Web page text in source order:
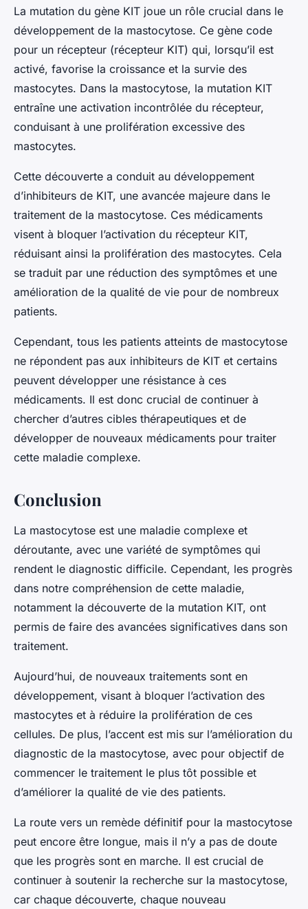
La mutation du gène KIT joue un rôle crucial dans le
développement de la mastocytose. Ce gène code
pour un récepteur (récepteur KIT) qui, lorsqu’il est
activé, favorise la croissance et la survie des
mastocytes. Dans la mastocytose, la mutation KIT
entraîne une activation incontrôlée du récepteur,
conduisant à une prolifération excessive des
mastocytes.
Cette découverte a conduit au développement
d’inhibiteurs de KIT, une avancée majeure dans le
traitement de la mastocytose. Ces médicaments
visent à bloquer l’activation du récepteur KIT,
réduisant ainsi la prolifération des mastocytes. Cela
se traduit par une réduction des symptômes et une
amélioration de la qualité de vie pour de nombreux
patients.
Cependant, tous les patients atteints de mastocytose
ne répondent pas aux inhibiteurs de KIT et certains
peuvent développer une résistance à ces
médicaments. Il est donc crucial de continuer à
chercher d’autres cibles thérapeutiques et de
développer de nouveaux médicaments pour traiter
cette maladie complexe.
Conclusion
La mastocytose est une maladie complexe et
déroutante, avec une variété de symptômes qui
rendent le diagnostic difficile. Cependant, les progrès
dans notre compréhension de cette maladie,
notamment la découverte de la mutation KIT, ont
permis de faire des avancées significatives dans son
traitement.
Aujourd’hui, de nouveaux traitements sont en
développement, visant à bloquer l’activation des
mastocytes et à réduire la prolifération de ces
cellules. De plus, l’accent est mis sur l’amélioration du
diagnostic de la mastocytose, avec pour objectif de
commencer le traitement le plus tôt possible et
d’améliorer la qualité de vie des patients.
La route vers un remède définitif pour la mastocytose
peut encore être longue, mais il n’y a pas de doute
que les progrès sont en marche. Il est crucial de
continuer à soutenir la recherche sur la mastocytose,
car chaque découverte, chaque nouveau